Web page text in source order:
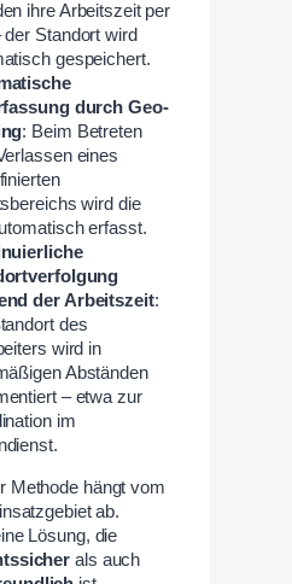
ihre Arbeitszeit per
der Standort wird
gespeichert.
durch Geo-
: Beim Betreten
eines
wird die
erfasst.
der Arbeitszeit:
des
wird in
Abständen
– etwa zur
im
Methode hängt vom
ab.
Lösung, die
als auch